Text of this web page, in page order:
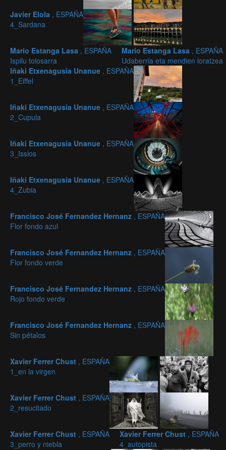
Javier Elola , ESPAÑA
4_Sardana
Mario Estanga Lasa , ESPAÑA
Ispilu tolosarra
Mario Estanga Lasa , ESPAÑA
Udaberria eta mendien loratzea
Iñaki Etxenagusia Unanue , ESPAÑA
1_Eiffel
Iñaki Etxenagusia Unanue , ESPAÑA
2_Cupula
Iñaki Etxenagusia Unanue , ESPAÑA
3_Issios
Iñaki Etxenagusia Unanue , ESPAÑA
4_Zubia
Francisco José Fernandez Hernanz , ESPAÑA
Flor fondo azul
Francisco José Fernandez Hernanz , ESPAÑA
Flor fondo verde
Francisco José Fernandez Hernanz , ESPAÑA
Rojo fondo verde
Francisco José Fernandez Hernanz , ESPAÑA
Sin pétalos
Xavier Ferrer Chust , ESPAÑA
1_en la virgen
Xavier Ferrer Chust , ESPAÑA
2_resucitado
Xavier Ferrer Chust , ESPAÑA
3_perro y niebla
Xavier Ferrer Chust , ESPAÑA
4_autopista